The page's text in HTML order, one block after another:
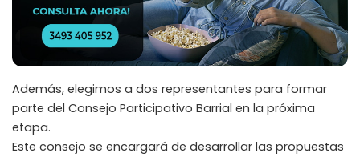
Además, elegimos a dos representantes para formar
parte del Consejo Participativo Barrial en la próxima
etapa.
Este consejo se encargará de desarrollar las propuestas